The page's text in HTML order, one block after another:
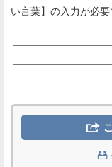
い言葉】の入力が必要

